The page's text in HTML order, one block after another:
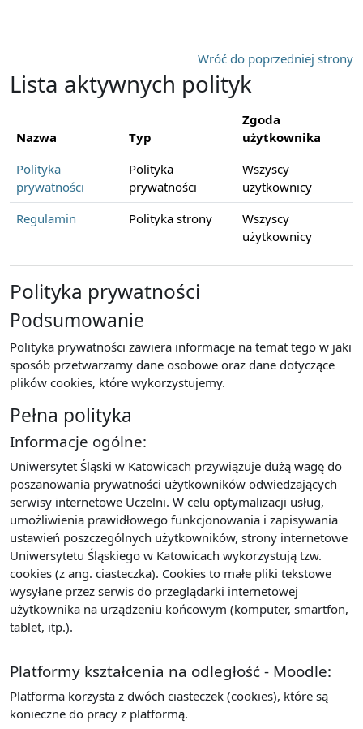
Wróć do poprzedniej strony
Lista aktywnych polityk
Nazwa Typ
Zgoda
użytkownika
Polityka
prywatności
Polityka
prywatności
Wszyscy
użytkownicy
Regulamin
Polityka strony
Wszyscy
użytkownicy
Polityka prywatności
Podsumowanie
Polityka prywatności zawiera informacje na temat tego w jaki
sposób przetwarzamy dane osobowe oraz dane dotyczące
plików cookies, które wykorzystujemy.
Pełna polityka
Informacje ogólne:
Uniwersytet Śląski w Katowicach przywiązuje dużą wagę do
poszanowania prywatności użytkowników odwiedzających
serwisy internetowe Uczelni. W celu optymalizacji usług,
umożliwienia prawidłowego funkcjonowania i zapisywania
ustawień poszczególnych użytkowników, strony internetowe
Uniwersytetu Śląskiego w Katowicach wykorzystują tzw.
cookies (z ang. ciasteczka). Cookies to małe pliki tekstowe
wysyłane przez serwis do przeglądarki internetowej
użytkownika na urządzeniu końcowym (komputer, smartfon,
tablet, itp.).
Platformy kształcenia na odległość - Moodle:
Platforma korzysta z dwóch ciasteczek (cookies), które są
konieczne do pracy z platformą.